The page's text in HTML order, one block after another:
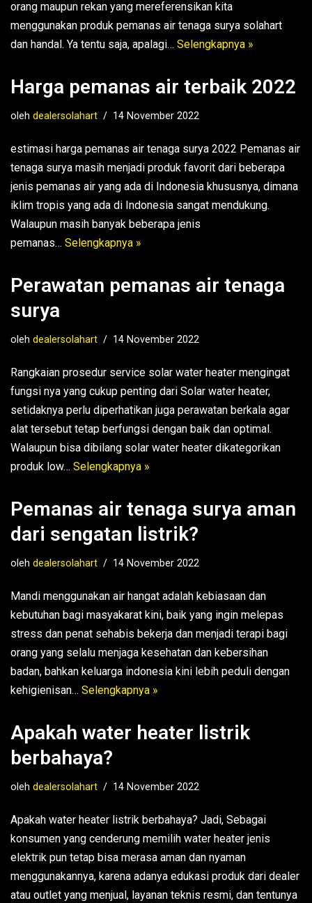
orang maupun rekan yang mereferensikan kita
menggunakan produk pemanas air tenaga surya solahart
dan handal. Ya tentu saja, apalagi… Selengkapnya »
Harga pemanas air terbaik 2022
oleh dealersolahart 14 November 2022
estimasi harga pemanas air tenaga surya 2022 Pemanas air
tenaga surya masih menjadi produk favorit dari beberapa
jenis pemanas air yang ada di Indonesia khususnya, dimana
iklim tropis yang ada di Indonesia sangat mendukung.
Walaupun masih banyak beberapa jenis
pemanas… Selengkapnya »
Perawatan pemanas air tenaga
surya
oleh dealersolahart 14 November 2022
Rangkaian prosedur service solar water heater mengingat
fungsi nya yang cukup penting dari Solar water heater,
setidaknya perlu diperhatikan juga perawatan berkala agar
alat tersebut tetap berfungsi dengan baik dan optimal.
Walaupun bisa dibilang solar water heater dikategorikan
produk low… Selengkapnya »
Pemanas air tenaga surya aman
dari sengatan listrik?
oleh dealersolahart 14 November 2022
Mandi menggunakan air hangat adalah kebiasaan dan
kebutuhan bagi masyakarat kini, baik yang ingin melepas
stress dan penat sehabis bekerja dan menjadi terapi bagi
orang yang selalu menjaga kesehatan dan kebersihan
badan, bahkan keluarga indonesia kini lebih peduli dengan
kehigienisan… Selengkapnya »
Apakah water heater listrik
berbahaya?
oleh dealersolahart 14 November 2022
Apakah water heater listrik berbahaya? Jadi, Sebagai
konsumen yang cenderung memilih water heater jenis
elektrik pun tetap bisa merasa aman dan nyaman
menggunakannya, karena adanya edukasi produk dari dealer
atau outlet yang menjual, layanan teknis resmi, dan tentunya